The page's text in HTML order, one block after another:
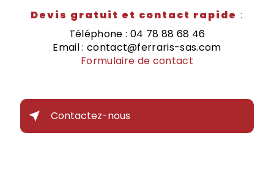
Devis gratuit et contact rapide :
Téléphone : 04 78 88 68 46
Email : contact@ferraris-sas.com
Formulaire de contact
Contactez-nous